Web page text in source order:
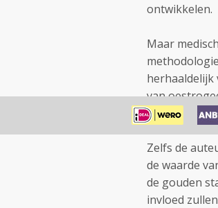
ontwikkelen.
Maar
herhaaldelijk
van
zijn dan de
Zelfs de
de waarde
de gouden
invloed